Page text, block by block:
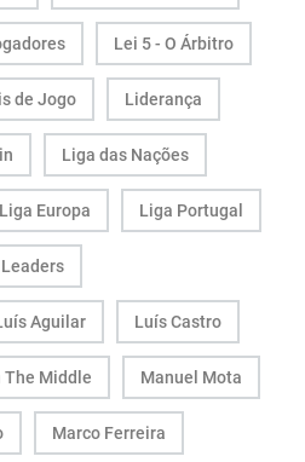
Lei 5 - O Árbitro
de Jogo Liderança
Liga das Nações
Liga Europa Liga Portugal
Aguilar Luís Castro
The Middle Manuel Mota
Marco Ferreira